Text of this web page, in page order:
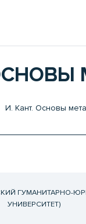
И. Кант. Основы
ГУМАНИТАРНО-
УНИВЕРСИТЕТ)